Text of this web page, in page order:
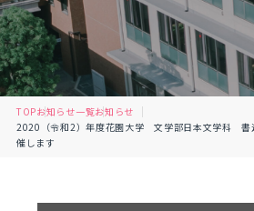
TOPお知らせ一覧お知らせ
2020（令和2）年度花園大学 文学部日本文学科
催します